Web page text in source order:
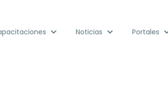
Noticias
Portales